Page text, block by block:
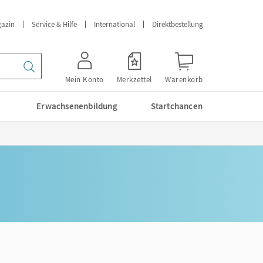
Service & Hilfe International Direktbestellung
Mein Konto Merkzettel Warenkorb
Erwachsenenbildung Startchancen